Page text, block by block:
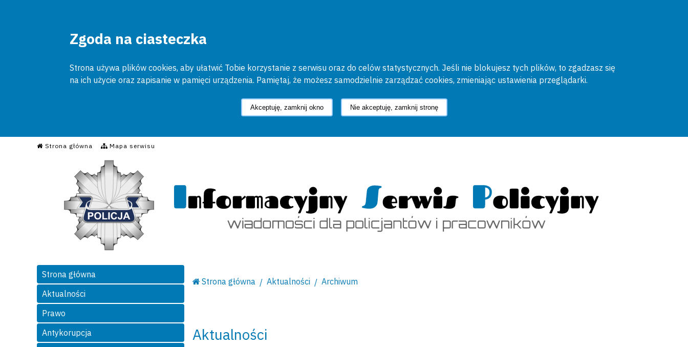
Zgoda na ciasteczka
Strona używa plików cookies, aby ułatwić Tobie korzystanie z serwisu oraz do celów statystycznych. Jeśli nie blokujesz tych plików, to zgadzasz się
na ich użycie oraz zapisanie w pamięci urządzenia. Pamiętaj, że możesz samodzielnie zarządzać cookies, zmieniając ustawienia przeglądarki.
Akceptuję, zamknij okno Nie akceptuję, zamknij stronę
Strona główna Mapa serwisu
Informacyjny Serwis Policyjny
Strona główna
Aktualności
Prawo
Antykorupcja
Strona główna Aktualności Archiwum
Aktualności